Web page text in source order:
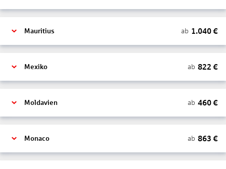
Mauritius ab 1.040€
Mexiko ab 822 €
Moldavien ab 460€
Monaco ab 863 €